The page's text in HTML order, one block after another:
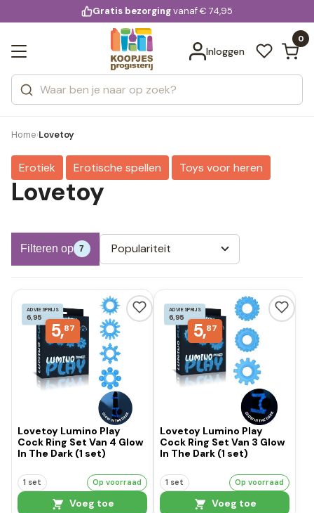
voor 20:00 uur besteld
Gratis bezorgingvanaf € 74,95
Inloggen
0
Zoeken
Categorieën
Merken
Bekijk alle resultaten
Home›Lovetoy
Erotiek Erotische spellen Toys voor heren
Lovetoy
Filteren op 7 Populariteit
ADVIESPRIJS
6,95
5,87
Lovetoy Lumino Play
Cock Ring Set Van 4 Glow
In The Dark (1 set)
1 set Op voorraad
Voeg toe
ADVIESPRIJS
6,95
5,87
Lovetoy Lumino Play
Cock Ring Set Van 3 Glow
In The Dark (1 set)
1 set Op voorraad
Voeg toe